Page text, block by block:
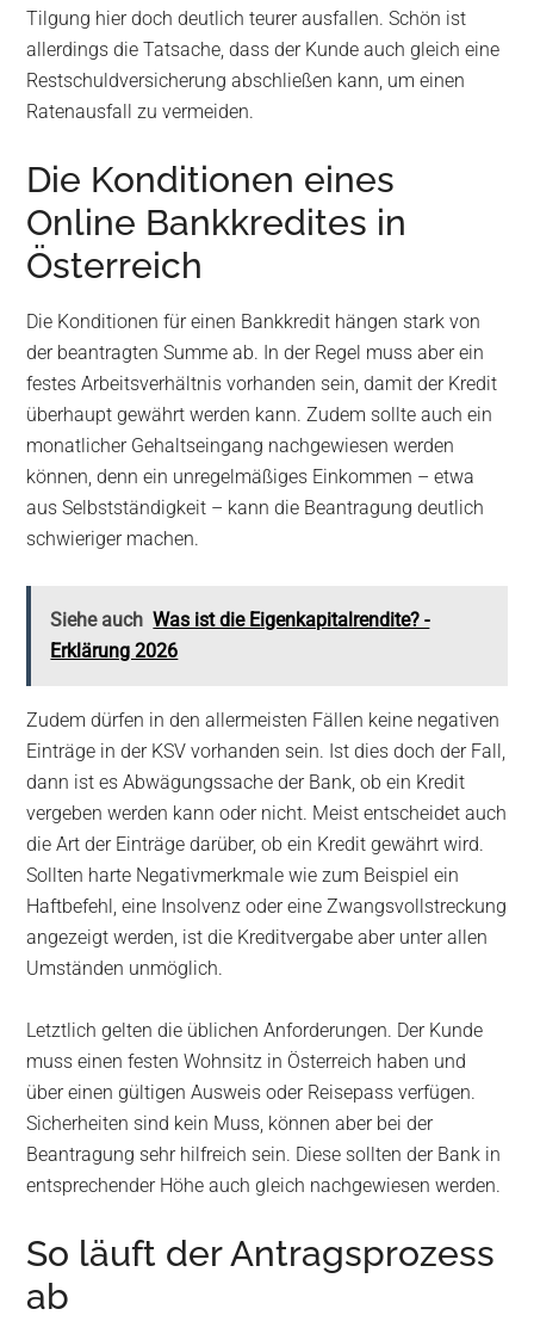
Tilgung hier doch deutlich teurer ausfallen. Schön ist
allerdings die Tatsache, dass der Kunde auch gleich eine
Restschuldversicherung abschließen kann, um einen
Ratenausfall zu vermeiden.
Die Konditionen eines
Online Bankkredites in
Österreich
Die Konditionen für einen Bankkredit hängen stark von
der beantragten Summe ab. In der Regel muss aber ein
festes Arbeitsverhältnis vorhanden sein, damit der Kredit
überhaupt gewährt werden kann. Zudem sollte auch ein
monatlicher Gehaltseingang nachgewiesen werden
können, denn ein unregelmäßiges Einkommen – etwa
aus Selbstständigkeit – kann die Beantragung deutlich
schwieriger machen.
Siehe auch Was ist die Eigenkapitalrendite? -
Erklärung 2026
Zudem dürfen in den allermeisten Fällen keine negativen
Einträge in der KSV vorhanden sein. Ist dies doch der Fall,
dann ist es Abwägungssache der Bank, ob ein Kredit
vergeben werden kann oder nicht. Meist entscheidet auch
die Art der Einträge darüber, ob ein Kredit gewährt wird.
Sollten harte Negativmerkmale wie zum Beispiel ein
Haftbefehl, eine Insolvenz oder eine Zwangsvollstreckung
angezeigt werden, ist die Kreditvergabe aber unter allen
Umständen unmöglich.
Letztlich gelten die üblichen Anforderungen. Der Kunde
muss einen festen Wohnsitz in Österreich haben und
über einen gültigen Ausweis oder Reisepass verfügen.
Sicherheiten sind kein Muss, können aber bei der
Beantragung sehr hilfreich sein. Diese sollten der Bank in
entsprechender Höhe auch gleich nachgewiesen werden.
So läuft der Antragsprozess
ab